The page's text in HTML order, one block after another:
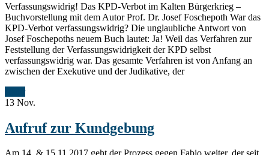
Verfassungswidrig! Das KPD-Verbot im Kalten Bürgerkrieg –
Buchvorstellung mit dem Autor Prof. Dr. Josef Foschepoth War das
KPD-Verbot verfassungswidrig? Die unglaubliche Antwort von
Josef Foschepoths neuem Buch lautet: Ja! Weil das Verfahren zur
Feststellung der Verfassungswidrigkeit der KPD selbst
verfassungswidrig war. Das gesamte Verfahren ist von Anfang an
zwischen der Exekutive und der Judikative, der
13 Nov.
Aufruf zur Kundgebung